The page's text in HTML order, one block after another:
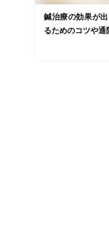
施術
鍼治療の効果が
るためのコツや